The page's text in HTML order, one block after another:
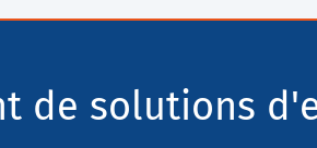
de solutions